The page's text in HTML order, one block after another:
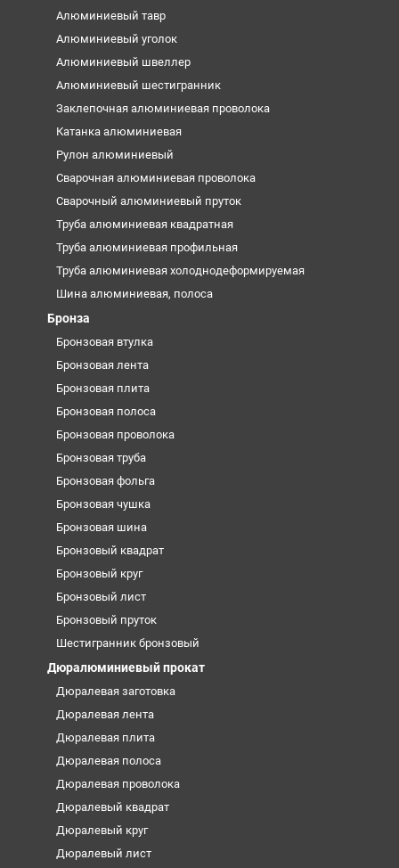
Алюминиевый тавр
Алюминиевый уголок
Алюминиевый швеллер
Алюминиевый шестигранник
Заклепочная алюминиевая проволока
Катанка алюминиевая
Рулон алюминиевый
Сварочная алюминиевая проволока
Сварочный алюминиевый пруток
Труба алюминиевая квадратная
Труба алюминиевая профильная
Труба алюминиевая холоднодеформируемая
Шина алюминиевая, полоса
Бронза
Бронзовая втулка
Бронзовая лента
Бронзовая плита
Бронзовая полоса
Бронзовая проволока
Бронзовая труба
Бронзовая фольга
Бронзовая чушка
Бронзовая шина
Бронзовый квадрат
Бронзовый круг
Бронзовый лист
Бронзовый пруток
Шестигранник бронзовый
Дюралюминиевый прокат
Дюралевая заготовка
Дюралевая лента
Дюралевая плита
Дюралевая полоса
Дюралевая проволока
Дюралевый квадрат
Дюралевый круг
Дюралевый лист